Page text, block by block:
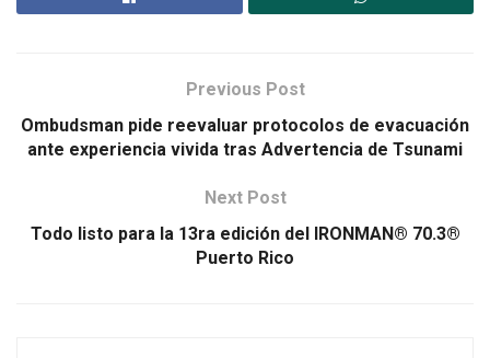
Previous Post
Ombudsman pide reevaluar protocolos de evacuación
ante experiencia vivida tras Advertencia de Tsunami
Next Post
Todo listo para la 13ra edición del IRONMAN® 70.3®
Puerto Rico